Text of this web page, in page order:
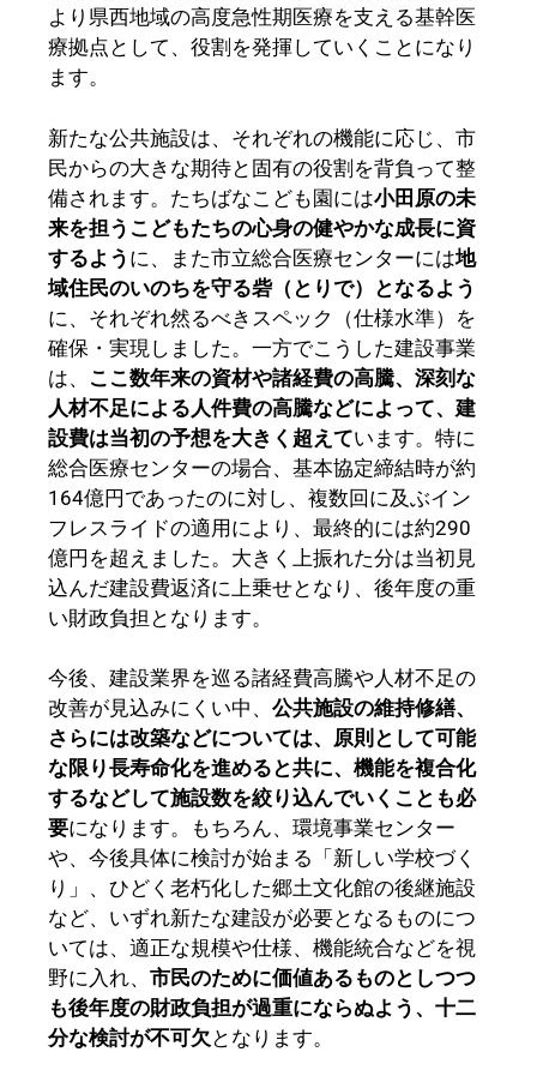
より県西地域の高度急性期医療を支える基幹医
療拠点として、役割を発揮していくことになり
ます。
新たな公共施設は、それぞれの機能に応じ、市
民からの大きな期待と固有の役割を背負って整
備されます。たちばなこども園には小田原の未
来を担うこどもたちの心身の健やかな成長に資
するよう に、また市立総合医療センターには地
域住民のいのちを守る砦（とりで）となるよう
に、それぞれ然るべきスペック（仕様水準）を
確保・実現しました。一方でこうした建設事業
は、 ここ数年来の資材や諸経費の高騰、深刻な
人材不足による人件費の高騰などによって、建
設費は当初の予想を大きく超えています。特に
総合医療センターの場合、基本協定締結時が約
164億円であったのに対し、複数回に及ぶイン
フレスライドの適用により、最終的には約290
億円を超えました。大きく上振れた分は当初見
込んだ建設費返済に上乗せとなり、後年度の重
い財政負担となります。
今後、建設業界を巡る諸経費高騰や人材不足の
改善が見込みにくい中、 公共施設の維持修繕、
さらには改築などについては、原則として可能
な限り長寿命化を進めると共に、機能を複合化
するなどして施設数を絞り込んでいくことも必
要になります。もちろん、環境事業センター
や、今後具体に検討が始まる「新しい学校づく
り」、ひどく老朽化した郷土文化館の後継施設
など、いずれ新たな建設が必要となるものにつ
いては、適正な規模や仕様、機能統合などを視
野に入れ、 市民のために価値あるものとしつつ
も後年度の財政負担が過重にならぬよう、十二
分な検討が不可欠 となります。